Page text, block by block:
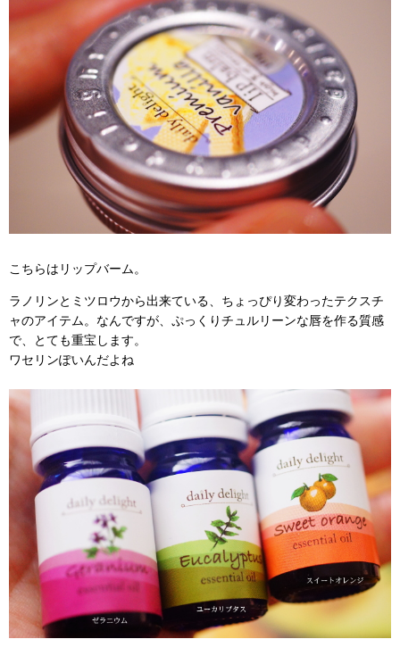
こちらはリップバーム。
ラノリンとミツロウから出来ている、ちょっぴり変わったテクスチ
ャのアイテム。なんですが、ぷっくりチュルリーンな唇を作る質感
で、とても重宝します。
ワセリンぽいんだよね